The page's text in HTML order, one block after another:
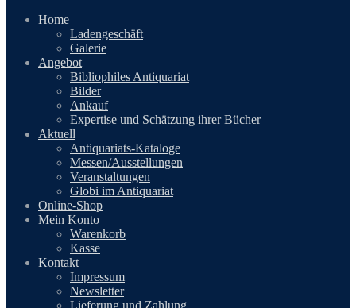
Home
Ladengeschäft
Galerie
Angebot
Bibliophiles Antiquariat
Bilder
Ankauf
Expertise und Schätzung ihrer Bücher
Aktuell
Antiquariats-Kataloge
Messen/Ausstellungen
Veranstaltungen
Globi im Antiquariat
Online-Shop
Mein Konto
Warenkorb
Kasse
Kontakt
Impressum
Newsletter
Lieferung und Zahlung